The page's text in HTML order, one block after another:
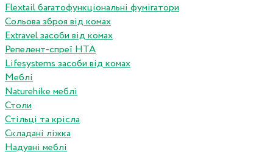
Flextail багатофункціональні фумігатори
Сольова зброя від комах
Extravel засоби від комах
Репелент-спреї HTA
Lifesystems засоби від комах
Меблі
Naturehike меблі
Столи
Стільці та крісла
Складані ліжка
Надувні меблі